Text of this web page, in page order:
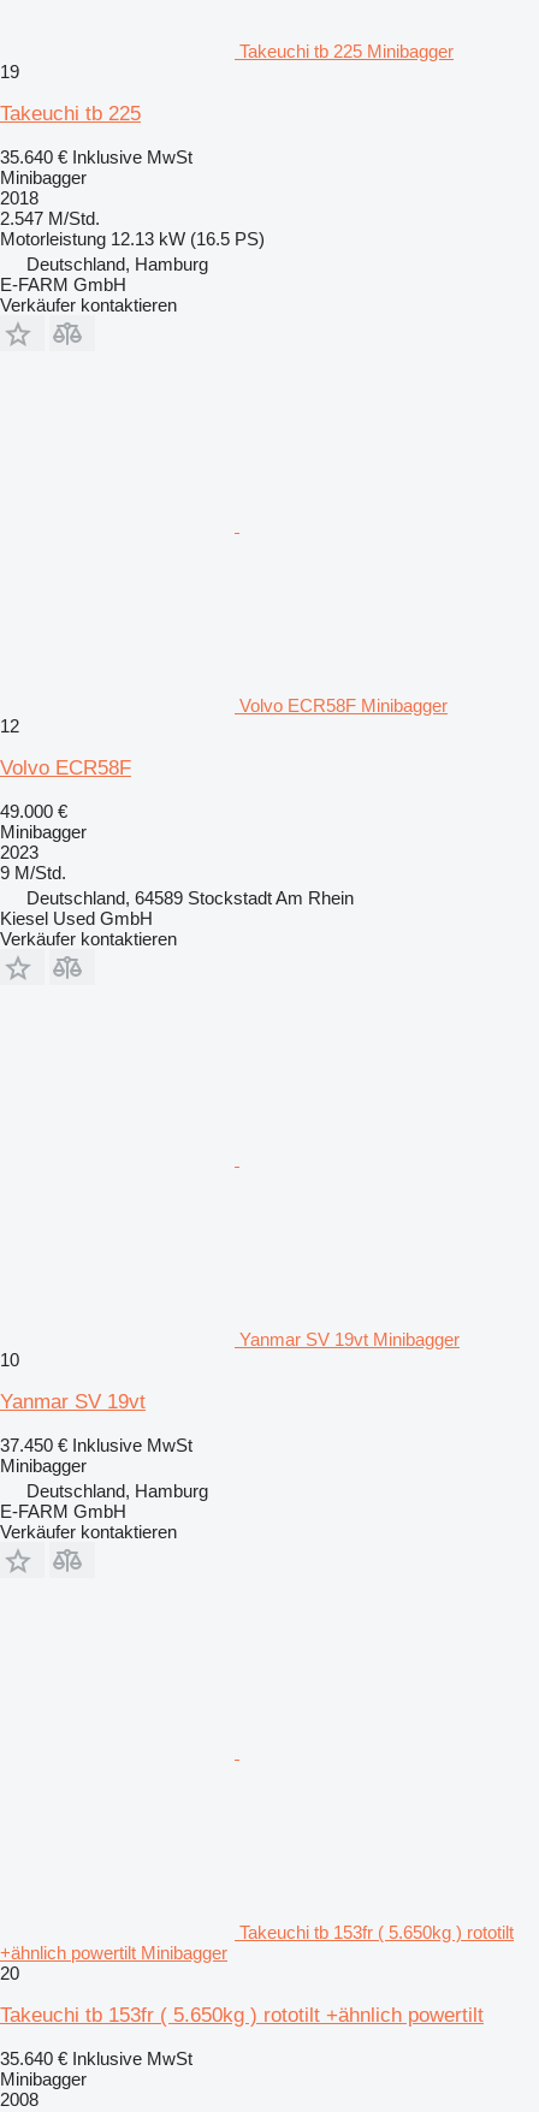
Takeuchi tb 225 Minibagger
19
Takeuchi tb 225
35.640 € Inklusive MwSt
Minibagger
2018
2.547 M/Std.
Motorleistung 12.13 kW (16.5 PS)
Deutschland, Hamburg
E-FARM GmbH
Verkäufer kontaktieren
Volvo ECR58F Minibagger
12
Volvo ECR58F
49.000 €
Minibagger
2023
9 M/Std.
Deutschland, 64589 Stockstadt Am Rhein
Kiesel Used GmbH
Verkäufer kontaktieren
Yanmar SV 19vt Minibagger
10
Yanmar SV 19vt
37.450 € Inklusive MwSt
Minibagger
Deutschland, Hamburg
E-FARM GmbH
Verkäufer kontaktieren
Takeuchi tb 153fr ( 5.650kg ) rototilt
+ähnlich powertilt Minibagger
20
Takeuchi tb 153fr ( 5.650kg ) rototilt +ähnlich powertilt
35.640 € Inklusive MwSt
Minibagger
2008